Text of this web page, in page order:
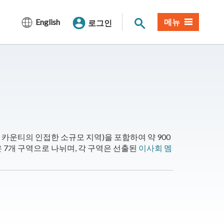
English 로그인 사이트 검색
메뉴
운티의 인접한 소규모 지역)을 포함하여 약 900
개 구역으로 나뉘며, 각 구역은 선출된 이사회 멤